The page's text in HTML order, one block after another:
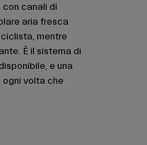
canali di
aria fresca
mentre
È il sistema di
e una
volta che